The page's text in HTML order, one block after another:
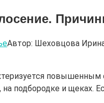
Автор: Шеховцова
повышенным
на подбородке и щеках.